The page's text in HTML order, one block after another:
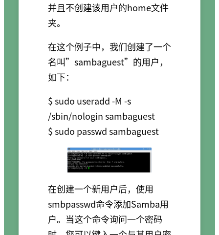
并且不创建该用户的home文件
夹。
在这个例子中，我们创建了一个
名叫”sambaguest”的用户，
如下：
$ sudo useradd -M -s
/sbin/nologin sambaguest
在创建一个新用户后，使用
smbpasswd命令添加Samba用
户。当这个命令询问一个密码